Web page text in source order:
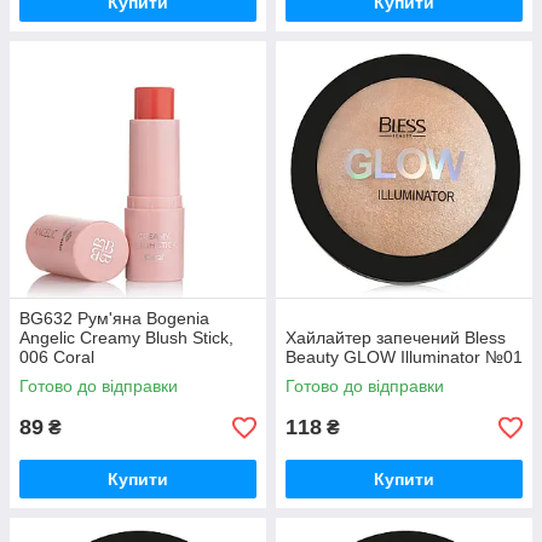
BG632 Рум'яна Bogenia
Angelic Creamy Blush Stick,
006 Coral
Готово до відправки
89 ₴
Купити
Хайлайтер запечений Bless
Beauty GLOW Illuminator №01
Готово до відправки
118 ₴
Купити